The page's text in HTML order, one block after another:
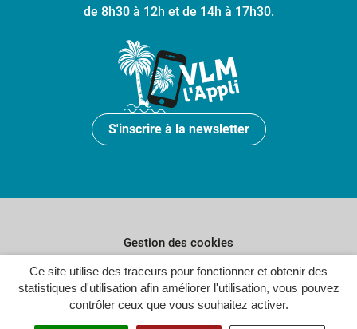
Ce site utilise des traceurs pour fonctionner et obtenir des
statistiques d'utilisation afin améliorer l'utilisation, vous pouvez
contrôler ceux que vous souhaitez activer.
de 8h30 à 12h et de 14h à 17h30.
S'inscrire à la newsletter
Gestion des cookies
Plan du site
Politique de confidentialité